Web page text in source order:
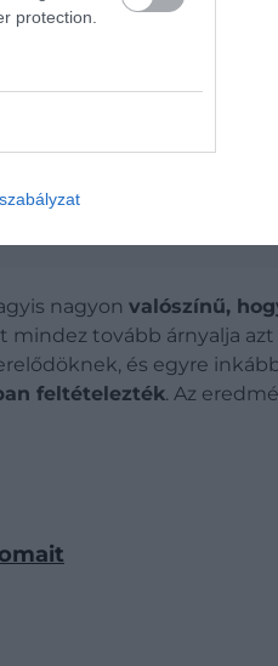
protection.vizsgálata alapján
fiatalabbak ennél. Az
arra utalnak,
nagyon valószínű,
mindez tovább árnyalja
és egyre
feltételezték. Az